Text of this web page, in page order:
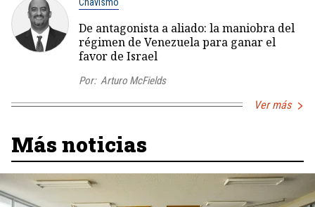
De antagonista a aliado: la maniobra del
régimen de Venezuela para ganar el
favor de Israel
Por: Arturo McFields
Ver más
Más noticias